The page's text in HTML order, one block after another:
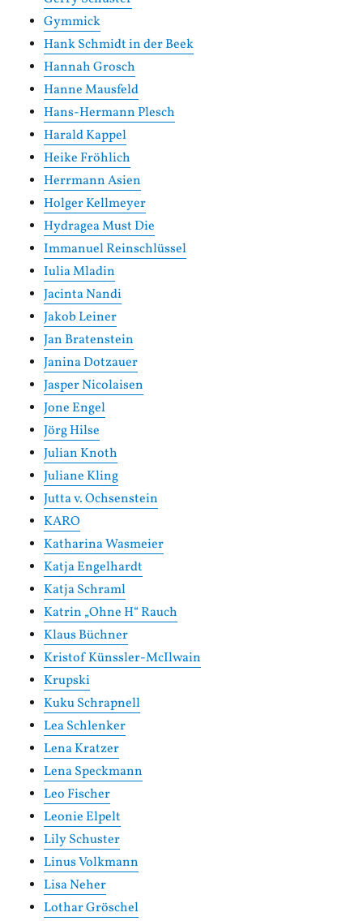
Gymmick
Hank Schmidt in der Beek
Hannah Grosch
Hanne Mausfeld
Hans-Hermann Plesch
Harald Kappel
Heike Fröhlich
Herrmann Asien
Holger Kellmeyer
Hydragea Must Die
Immanuel Reinschlüssel
Iulia Mladin
Jacinta Nandi
Jakob Leiner
Jan Bratenstein
Janina Dotzauer
Jasper Nicolaisen
Jone Engel
Jörg Hilse
Julian Knoth
Juliane Kling
Jutta v. Ochsenstein
KARO
Katharina Wasmeier
Katja Engelhardt
Katja Schraml
Katrin „Ohne H“ Rauch
Klaus Büchner
Kristof Künssler-McIlwain
Krupski
Kuku Schrapnell
Lea Schlenker
Lena Kratzer
Lena Speckmann
Leo Fischer
Leonie Elpelt
Lily Schuster
Linus Volkmann
Lisa Neher
Lothar Gröschel